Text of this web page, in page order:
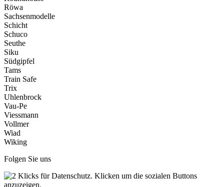
Röwa
Sachsenmodelle
Schicht
Schuco
Seuthe
Siku
Südgipfel
Tams
Train Safe
Trix
Uhlenbrock
Vau-Pe
Viessmann
Vollmer
Wiad
Wiking
Folgen Sie uns